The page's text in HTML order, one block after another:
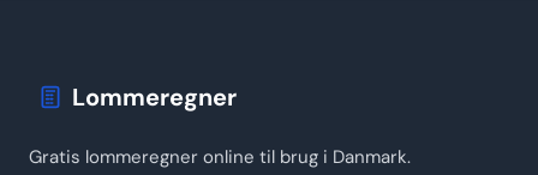
Lommeregner
Gratis lommeregner online til brug i Danmark.